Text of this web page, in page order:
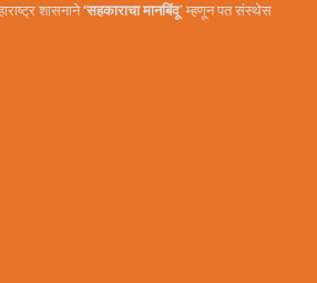
शासनाने‘सहकाराचा मानबिंदू’ म्हणून पत संस्थेस